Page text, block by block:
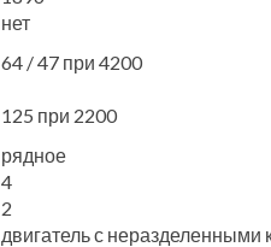
нет
64 / 47 при 4200
125 при 2200
рядное
4
2
двигатель с неразделенными